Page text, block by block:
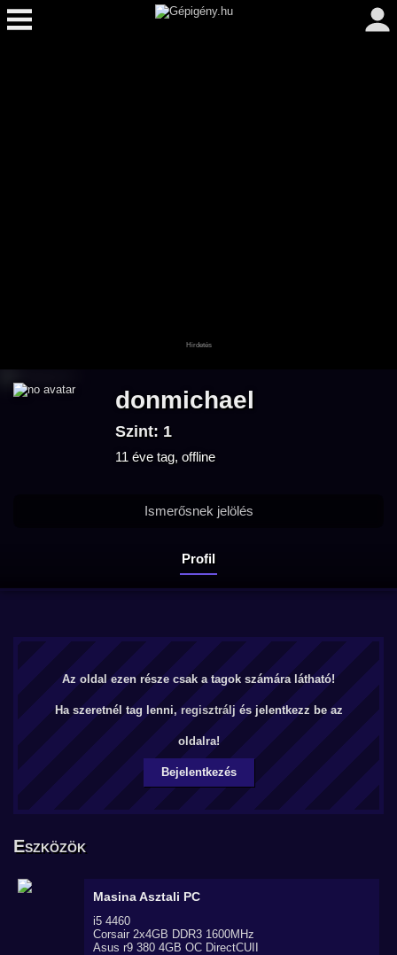
donmichael
Szint: 1
11 éve tag, offline
Profil
Ismerősnek jelölés
Az oldal ezen része csak a tagok számára látható!
Ha szeretnél tag lenni, regisztrálj és jelentkezz be az
oldalra!
Bejelentkezés
Eszközök
MasinaAsztali PC
i5 4460
Corsair 2x4GB DDR3 1600MHz
Asus r9 380 4GB OC DirectCUII